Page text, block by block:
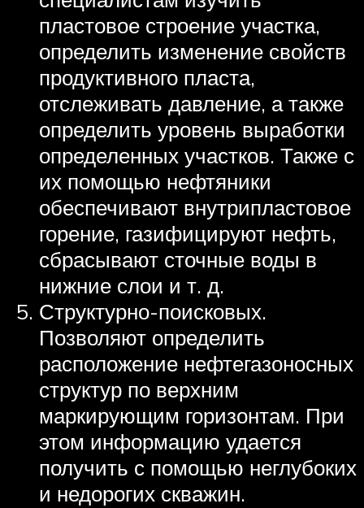
пластовое строение участка,
определить изменение свойств
продуктивного пласта,
отслеживать давление, а также
определить уровень выработки
определенных участков. Также с
их помощью нефтяники
обеспечивают внутрипластовое
горение, газифицируют нефть,
сбрасывают сточные воды в
нижние слои и т. д.
Структурно-поисковых.
Позволяют определить
расположение нефтегазоносных
структур по верхним
маркирующим горизонтам. При
этом информацию удается
получить с помощью неглубоких
и недорогих скважин.